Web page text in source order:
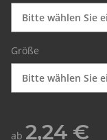
Bitte wählen Sie
Größe
Bitte wählen Sie
ab 2,24 €